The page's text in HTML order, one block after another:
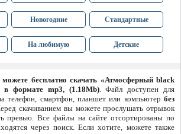
Новогодние Стандартные
На любимую Детские
бесплатно скачать «Атмосферный black
в формате mp3, (1.18Mb). Файл доступен для
телефон, смартфон, планшет или компьютер без
скачиванием вы можете прослушать отрывок
превью. Все файлы на сайте отсортированы по
через поиск. Если хотите, можете также